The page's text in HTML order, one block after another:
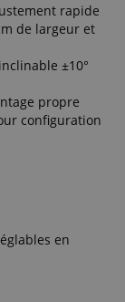
rapide
de largeur et
±10°
propre
configuration
en